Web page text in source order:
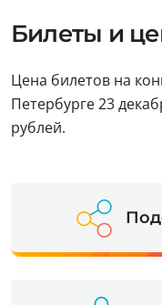
Билеты и
Цена билетов на
Петербурге 23
рублей.